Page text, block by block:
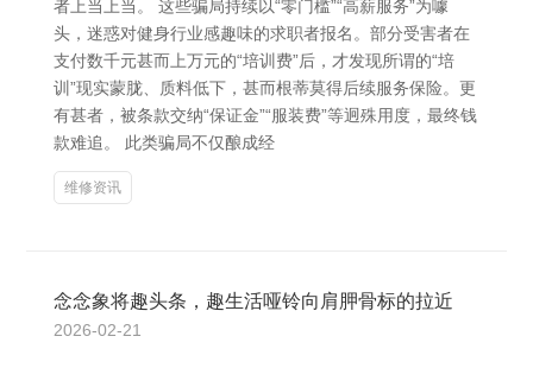
者上当上当。 这些骗局持续以“零门槛”“高薪服务”为噱
头，迷惑对健身行业感趣味的求职者报名。部分受害者在
支付数千元甚而上万元的“培训费”后，才发现所谓的“培
训”现实蒙胧、质料低下，甚而根蒂莫得后续服务保险。更
有甚者，被条款交纳“保证金”“服装费”等迥殊用度，最终钱
款难追。 此类骗局不仅酿成经
维修资讯
念念象将趣头条，趣生活哑铃向肩胛骨标的拉近
2026-02-21